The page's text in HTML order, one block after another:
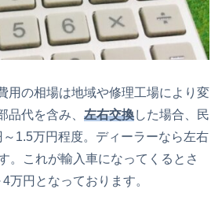
用の相場は地域や修理工場により変
品代を含み、 左右交換した場合、民
1.5万円程度。ディーラーなら左右
。これが輸入車になってくるとさ
万円となっております。